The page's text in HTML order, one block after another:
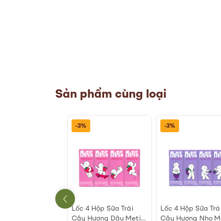
Sản phẩm cùng loại
-3%
Lốc 4 Hộp Sữa Trái
Cây Hương Dâu Metis
-3%
Lốc 4 Hộp Sữa
Cây Hương Nho